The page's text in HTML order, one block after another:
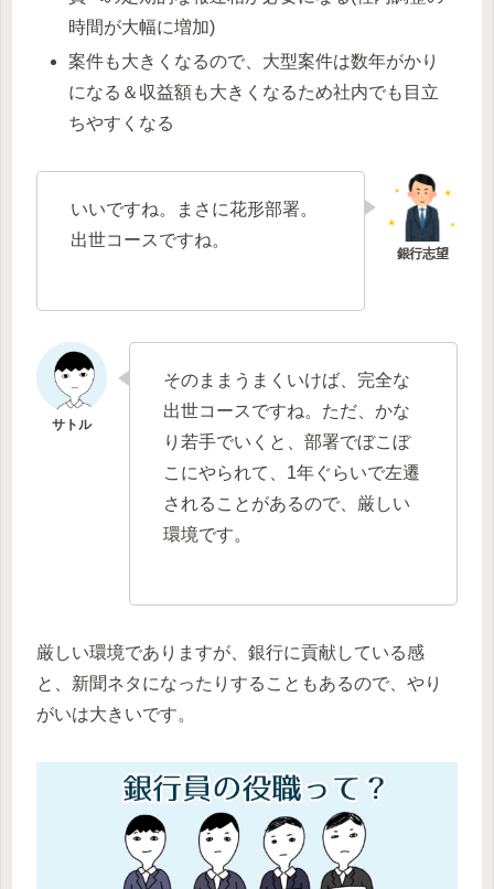
時間が大幅に増加)
案件も大きくなるので、大型案件は数年がかり
になる＆収益額も大きくなるため社内でも目立
ちやすくなる
いいですね。まさに花形部署。
出世コースですね。
そのままうまくいけば、完全な
出世コースですね。ただ、かな
り若手でいくと、部署でぼこぼ
こにやられて、1年ぐらいで左遷
されることがあるので、厳しい
環境です。
厳しい環境でありますが、銀行に貢献している感
と、新聞ネタになったりすることもあるので、やり
がいは大きいです。